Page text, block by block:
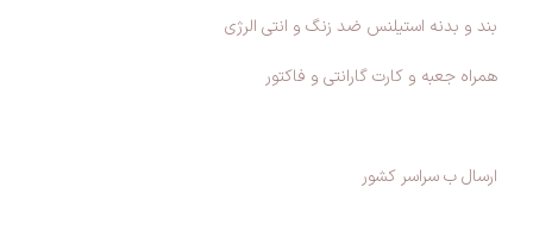
بند و بدنه استیلنس ضد زنگ و انتی الرژی
همراه جعبه و کارت گارانتی و فاکتور
ارسال ب سراسر کشور